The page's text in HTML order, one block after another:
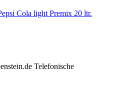
Cola light Premix 20 ltr.
Telefonische